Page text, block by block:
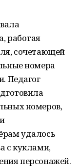
работая
сочетающей
номера
Педагог
номеров,
удалось
с куклами,
персонажей.